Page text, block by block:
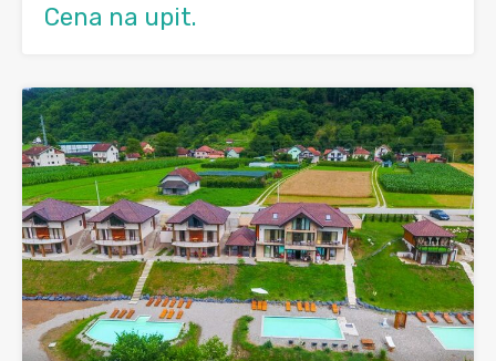
Cena na upit.